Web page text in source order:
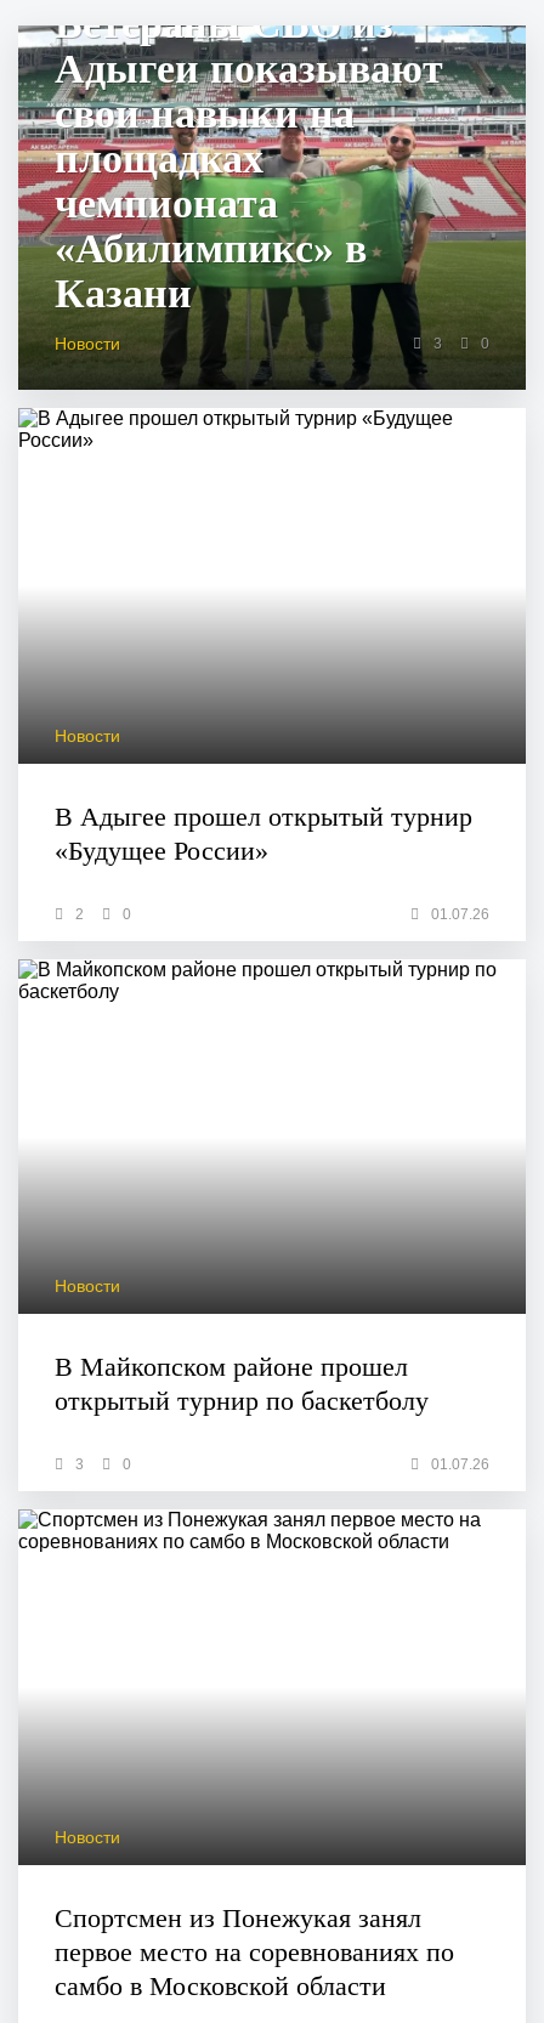
Ветераны СВО из
Адыгеи показывают
свои навыки на
площадках
чемпионата
«Абилимпикс» в
Казани
Новости 3 0
Новости
В Адыгее прошел открытый турнир
«Будущее России»
2 0 01.07.26
Новости
В Майкопском районе прошел
открытый турнир по баскетболу
3 0 01.07.26
Новости
Спортсмен из Понежукая занял
первое место на соревнованиях по
самбо в Московской области